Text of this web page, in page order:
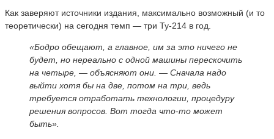
Как заверяют источники издания, максимально возможный (и то
теоретически) на сегодня темп — три Ту-214 в год.
«Бодро обещают, а главное, им за это ничего не
будет, но нереально с одной машины перескочить
на четыре, — объясняют они. — Сначала надо
выйти хотя бы на две, потом на три, ведь
требуется отработать технологии, процедуру
решения вопросов. Вот тогда что-то может
быть».